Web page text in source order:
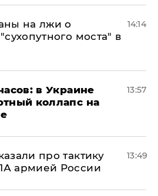
на лжи о
моста" в
14:14
в Украине
коллапс на
13:57
про тактику
армией России
13:49